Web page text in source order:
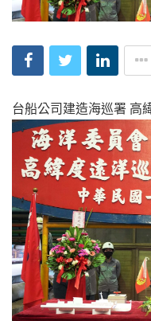
台船公司建造海巡署 高